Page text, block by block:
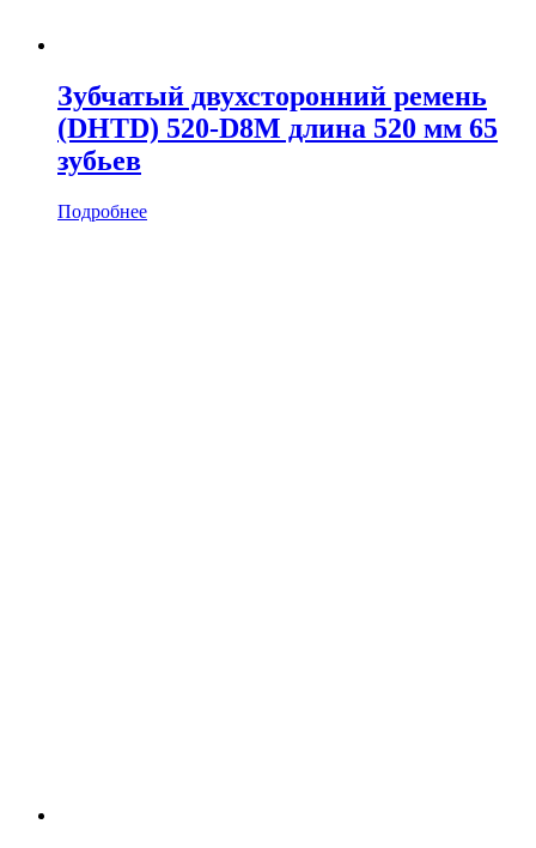
Зубчатый двухсторонний ремень
(DHTD) 520-D8M длина 520 мм 65
зубьев
Подробнее